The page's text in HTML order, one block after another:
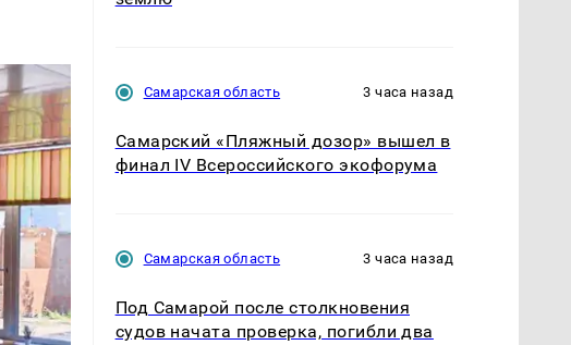
Самарская область 3 часа назад
Самарский «Пляжный дозор» вышел в
финал IV Всероссийского экофорума
Самарская область 3 часа назад
Под Самарой после столкновения
судов начата проверка, погибли два